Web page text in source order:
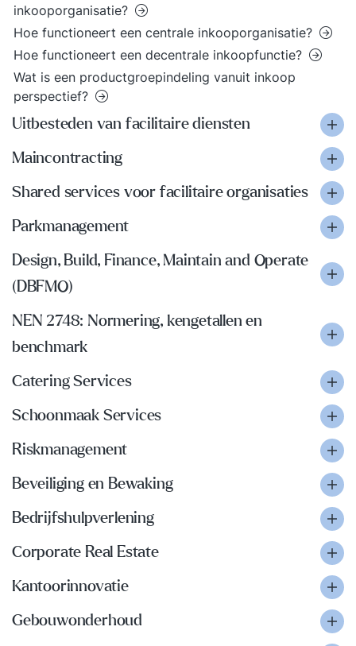
inkooporganisatie?
Hoe functioneert een centrale inkooporganisatie?
Hoe functioneert een decentrale inkoopfunctie?
Wat is een productgroepindeling vanuit inkoop
perspectief?
Uitbesteden van facilitaire diensten
Maincontracting
Shared services voor facilitaire organisaties
Parkmanagement
Design, Build, Finance, Maintain and Operate
(DBFMO)
NEN 2748: Normering, kengetallen en
benchmark
Catering Services
Schoonmaak Services
Riskmanagement
Beveiliging en Bewaking
Bedrijfshulpverlening
Corporate Real Estate
Kantoorinnovatie
Gebouwonderhoud